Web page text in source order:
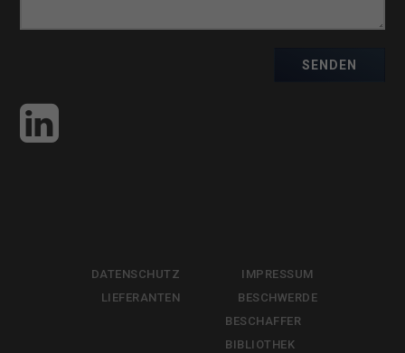
SENDEN
DATENSCHUTZ
LIEFERANTEN
IMPRESSUM
BESCHWERDE
BESCHAFFER
BIBLIOTHEK